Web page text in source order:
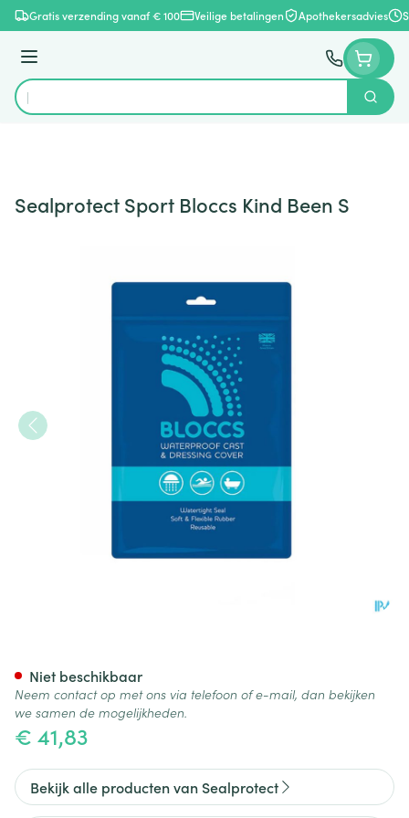
Ga naar de inhoud
Gratis verzending vanaf € 100 Veilige betalingen Apothekersadvies
Menu
Product, merk, categorie...
Zoek
Sealprotect Sport Bloccs Kind Been S
€ 41,83
Niet beschikbaar
Neem contact op met ons via telefoon of e-mail, dan bekijken
we samen de mogelijkheden.
Bekijk alle producten van Sealprotect